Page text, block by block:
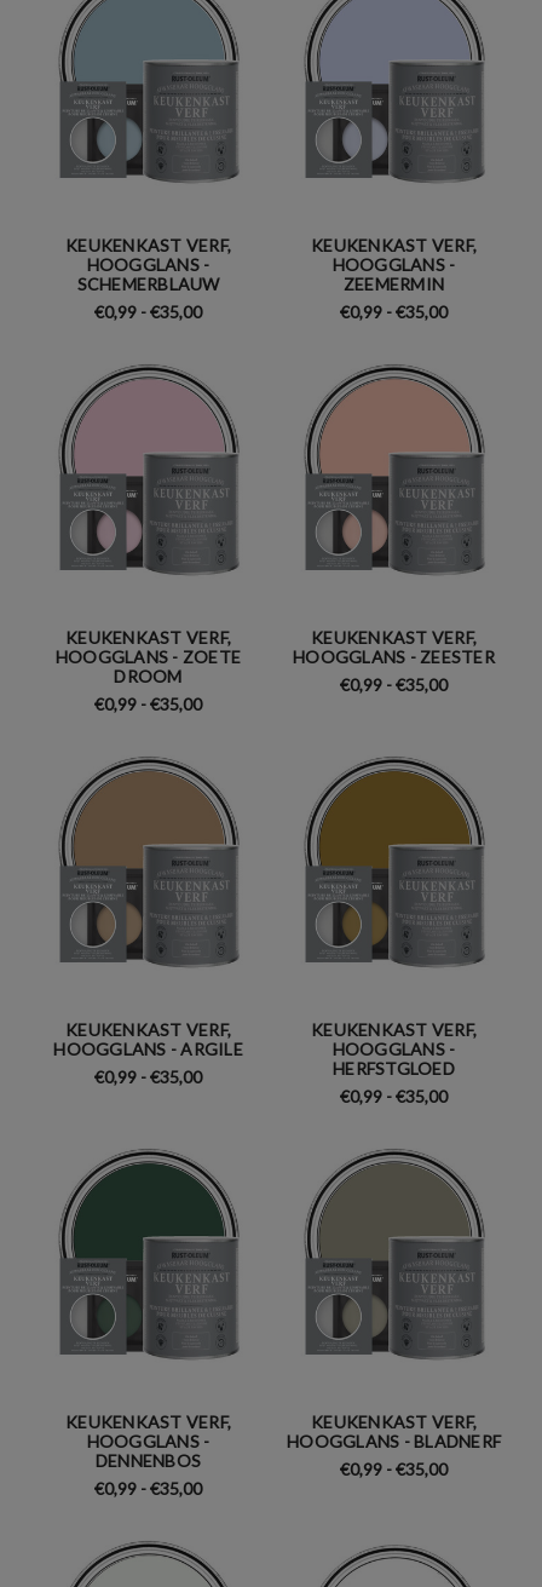
KEUKENKAST VERF,
HOOGGLANS -
SCHEMERBLAUW
€0,99 - €35,00
KEUKENKAST VERF,
HOOGGLANS -
ZEEMERMIN
€0,99 - €35,00
KEUKENKAST VERF,
HOOGGLANS - ZOETE
DROOM
€0,99 - €35,00
KEUKENKAST VERF,
HOOGGLANS - ZEESTER
€0,99 - €35,00
KEUKENKAST VERF,
HOOGGLANS - ARGILE
€0,99 - €35,00
KEUKENKAST VERF,
HOOGGLANS -
HERFSTGLOED
€0,99 - €35,00
KEUKENKAST VERF,
HOOGGLANS -
DENNENBOS
€0,99 - €35,00
KEUKENKAST VERF,
HOOGGLANS - BLADNERF
€0,99 - €35,00